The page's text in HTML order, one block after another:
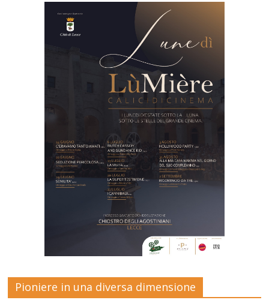
Pioniere in una diversa dimensione